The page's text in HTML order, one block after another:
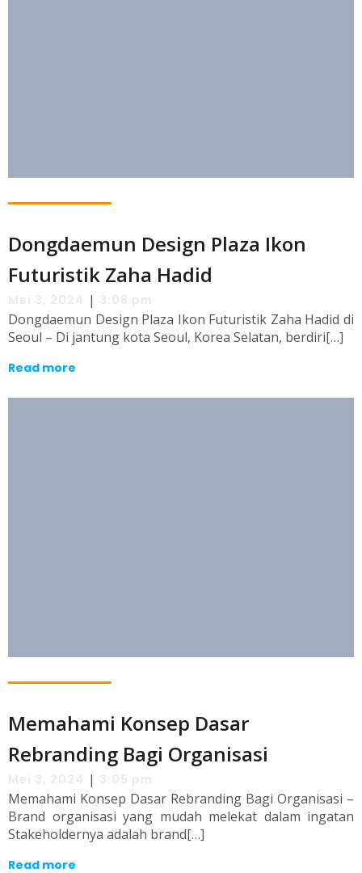
Dongdaemun Design Plaza Ikon
Futuristik Zaha Hadid
|
Dongdaemun Design Plaza Ikon Futuristik Zaha Hadid di
Seoul – Di jantung kota Seoul, Korea Selatan, berdiri[…]
Read more
Memahami Konsep Dasar
Rebranding Bagi Organisasi
|
Memahami Konsep Dasar Rebranding Bagi Organisasi –
Brand organisasi yang mudah melekat dalam ingatan
Stakeholdernya adalah brand[…]
Read more